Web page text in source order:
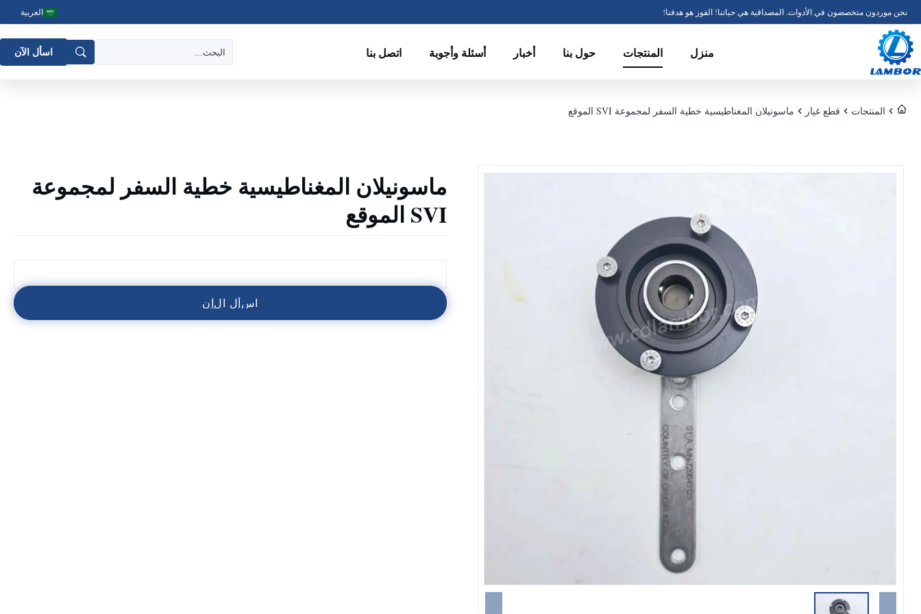
نحن موردون متخصصون في الأدوات. المصداقية هي حياتنا! الفوز هو هدفنا! العربية
منزل المنتجات حول بنا أخبار أسئلة وأجوبة اتصل بنا اسأل الآن
المنتجات قطع غيار ماسونيلان المغناطيسية خطية السفر لمجموعة SVI الموقع
ماسونيلان المغناطيسية خطية السفر لمجموعة
SVI الموقع
اسأل الآن